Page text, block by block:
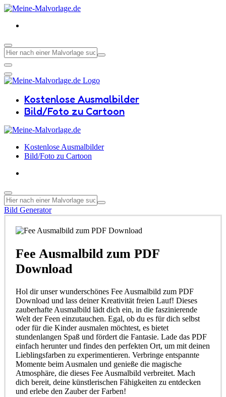
Kostenlose Ausmalbilder
Bild/Foto zu Cartoon
Kostenlose Ausmalbilder
Bild/Foto zu Cartoon
Bild Generator
Fee Ausmalbild zum PDF
Download
Hol dir unser wunderschönes Fee Ausmalbild zum PDF
Download und lass deiner Kreativität freien Lauf! Dieses
zauberhafte Ausmalbild lädt dich ein, in die faszinierende
Welt der Feen einzutauchen. Egal, ob du es für dich selbst
oder für die Kinder ausmalen möchtest, es bietet
stundenlangen Spaß und fördert die Fantasie. Lade das PDF
einfach herunter und findes den perfekten Ort, um mit deinen
Lieblingsfarben zu experimentieren. Verbringe entspannte
Momente beim Ausmalen und genieße die magische
Atmosphäre, die dieses Fee Ausmalbild verbreitet. Mach
dich bereit, deine künstlerischen Fähigkeiten zu entdecken
und erlebe den Zauber der Farben!